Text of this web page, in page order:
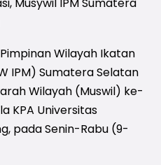
Pimpinan Wilayah Ikatan
IPM) Sumatera Selatan
Wilayah (Muswil) ke-
KPA Universitas
pada Senin-Rabu (9-